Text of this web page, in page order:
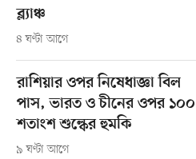
ব্ল্যাঞ্চ
৪ ঘণ্টা আগে
রাশিয়ার ওপর নিষেধাজ্ঞা বিল
পাস, ভারত ও চীনের ওপর ১০০
শতাংশ শুল্কের হুমকি
৯ ঘণ্টা আগে